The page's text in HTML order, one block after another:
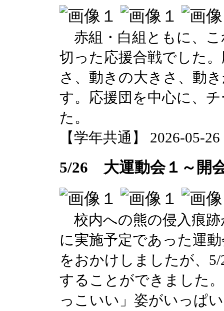
赤組・白組ともに、
切った応援合戦でした
さ、動きの大きさ、動
す。応援団を中心に、
た。
【学年共通】 2026-05-
5/26 大運動会１～開
校内への熊の侵入痕跡
に実施予定であった運
をおかけしましたが、
することができました
っこいい」姿がいっぱ